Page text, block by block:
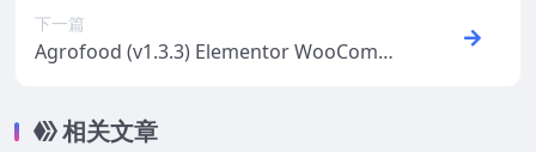
下一篇
Agrofood (v1.3.3) Elementor WooComm
相关文章